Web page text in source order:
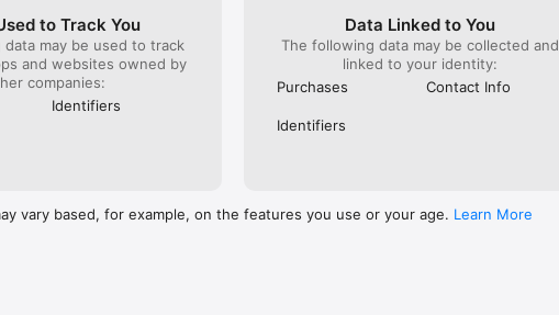
to Track You
may be used to track
and websites owned by
companies:
Identifiers
Data Linked to You
The following data may be collected and
linked to your identity:
Purchases
Contact Info
Identifiers
vary based, for example, on the features you use or your age. Learn More